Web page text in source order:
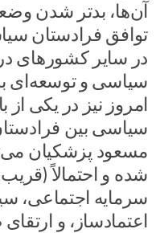
آن‌ها، بدتر شدن
توافق فرادستان
در سایر کشورهای
سیاسی و توسعه‌ای
امروز نیز در یکی
سیاسی بین
مسعود پزشکیان
شده و احتمالاً
سرمایه اجتماعی،
اعتمادساز، و